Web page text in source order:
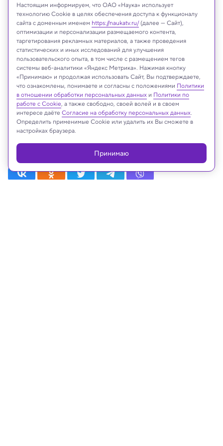
На сайте могут быть использованы материалы
интернет-ресурсов Facebook и Instagram,
владельцем которых является компания Meta
Platforms Inc., запрещённая на территории
Российской Федерации
Принимаю
Настоящим информируем, что ОАО «Наука» использует
технологию Cookie в целях обеспечения доступа к функционалу
сайта с доменным именем https://naukatv.ru/(далее — Сайт),
оптимизации и персонализации размещаемого контента,
таргетирования рекламных материалов, а также проведения
статистических и иных исследований для улучшения
пользовательского опыта, в том числе с размещением тегов
системы веб-аналитики «Яндекс Метрика». Нажимая кнопку
«Принимаю» и продолжая использовать Сайт, Вы подтверждаете,
что ознакомлены, понимаете и согласны с положениями Политики
в отношении обработки персональных данных и Политики по
работе с Cookie, а также свободно, своей волей и в своем
интересе даёте Согласие на обработку персональных данных.
Определить применимые Cookie или удалить их Вы сможете в
настройках браузера.